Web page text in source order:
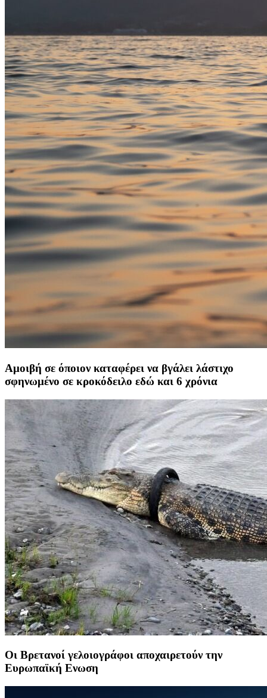
Αμοιβή σε όποιον καταφέρει να βγάλει λάστιχο
σφηνωμένο σε κροκόδειλο εδώ και 6 χρόνια
Οι Βρετανοί γελοιογράφοι αποχαιρετούν την
Ευρωπαϊκή Ενωση